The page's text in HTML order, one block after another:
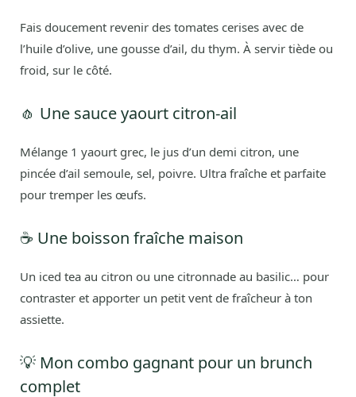
Fais doucement revenir des tomates cerises avec de
l’huile d’olive, une gousse d’ail, du thym. À servir tiède ou
froid, sur le côté.
🧄 Une sauce yaourt citron-ail
Mélange 1 yaourt grec, le jus d’un demi citron, une
pincée d’ail semoule, sel, poivre. Ultra fraîche et parfaite
pour tremper les œufs.
☕ Une boisson fraîche maison
Un iced tea au citron ou une citronnade au basilic… pour
contraster et apporter un petit vent de fraîcheur à ton
assiette.
💡 Mon combo gagnant pour un brunch
complet